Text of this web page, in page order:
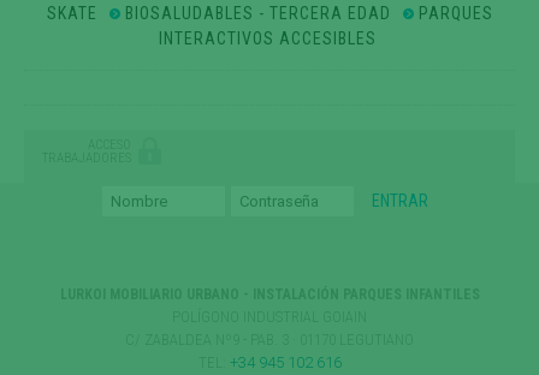
SKATE
BIOSALUDABLES - TERCERA EDAD
PARQUES
INTERACTIVOS ACCESIBLES
ACCESO
TRABAJADORES
+34 945 102 616